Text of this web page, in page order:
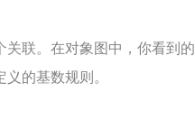
联。在对象图中，你看到的
的基数规则。